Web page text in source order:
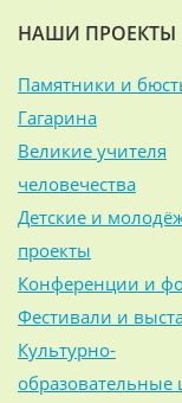
НАШИ ПРОЕКТЫ
Памятники и
Гагарина
Великие учителя
человечества
Детские и
проекты
Конференции и
Фестивали и
Культурно-
образовательные